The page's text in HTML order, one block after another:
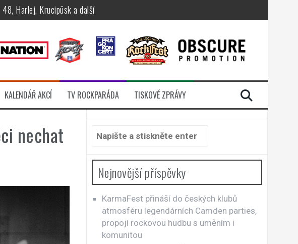
Harlej, Krucipüsk a další
velká párty s Green Jellÿ
hudbu s uměním i komunitou
KALENDÁŘ AKCÍ TV ROCKPARÁDA TISKOVÉ ZPRÁVY
nechat Hledat:
Nejnovější příspěvky
KarmaFest přináší do českých klubů
atmosféru legendárních Camden parties,
propojí rockovou hudbu s uměním i
komunitou